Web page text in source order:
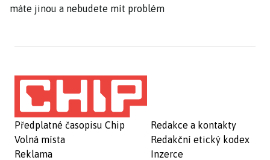
máte jinou a nebudete mít problém
Předplatné časopisu Chip
Volná místa
Reklama
Redakce a kontakty
Redakční etický kodex
Inzerce